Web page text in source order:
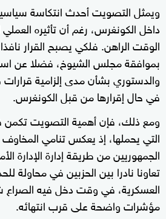
ويمثل التصويت أحدث انتكاسة
داخل الكونغرس، رغم أن تأثيره
الوقت الراهن. فلكي يصبح القرار
بموافقة مجلس الشيوخ، فضلا عن
والدستوري بشأن مدى إلزامية
في حال إقرارها من قبل الكونغرس.
ومع ذلك، فإن أهمية التصويت تكمن
التي يحملها، إذ يعكس تنامي
الجمهوريين من طريقة إدارة الإدارة
تعاونا نادرا بين الحزبين في محاولة
العسكرية، في وقت دخل فيه الصراع
مؤشرات واضحة على قرب انتهائه.